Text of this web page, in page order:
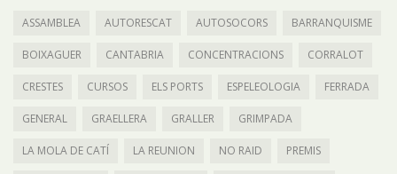
ASSAMBLEA AUTORESCAT AUTOSOCORS BARRANQUISME
BOIXAGUER CANTABRIA CONCENTRACIONS CORRALOT
CRESTES CURSOS ELS PORTS ESPELEOLOGIA FERRADA
GENERAL GRAELLERA GRALLER GRIMPADA
LA MOLA DE CATÍ LA REUNION NO RAID PREMIS